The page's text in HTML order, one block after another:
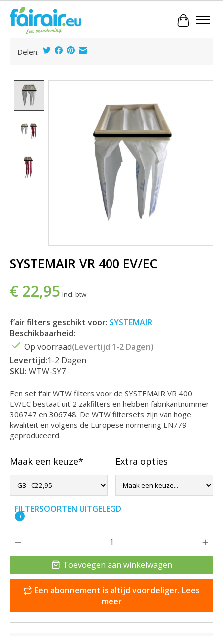
Delen:
SYSTEMAIR VR 400 EV/EC
€ 22,95 Incl. btw
f’air filters geschikt voor: SYSTEMAIR
Beschikbaarheid:
Op voorraad(Levertijd:1-2 Dagen)
Levertijd:1-2 Dagen
SKU: WTW-SY7
Een set f'air WTW filters voor de SYSTEMAIR VR 400
EV/EC bestaat uit 2 zakfilters en hebben fabrikantnummer
306747 en 306748. De WTW filtersets zijn van hoge
kwaliteit en volgens de Europese normering EN779
geproduceerd.
Maak een keuze* Extra opties
FILTERSOORTEN UITGELEGD
i
Toevoegen aan winkelwagen
Een abonnement is altijd voordeliger. Lees
meer